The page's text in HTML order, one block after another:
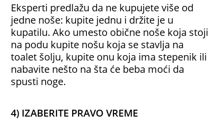
Eksperti predlažu da ne kupujete više od
jedne noše: kupite jednu i držite je u
kupatilu. Ako umesto obične noše koja stoji
na podu kupite nošu koja se stavlja na
toalet šolju, kupite onu koja ima stepenik ili
nabavite nešto na šta će beba moći da
spusti noge.
4) IZABERITE PRAVO VREME